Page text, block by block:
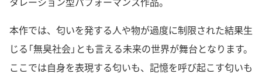
本作では、匂いを発する人や物が過度に制限された結果生
じる「無臭社会」とも言える未来の世界が舞台となります。
ここでは自身を表現する匂いも、記憶を呼び起こす匂いも